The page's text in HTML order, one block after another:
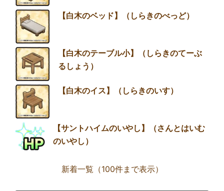
【白木のベッド】（しらきのべっど）
【白木のテーブル小】（しらきのてーぶ
るしょう）
【白木のイス】（しらきのいす）
【サントハイムのいやし】（さんとはいむ
のいやし）
新着一覧（100件まで表示）